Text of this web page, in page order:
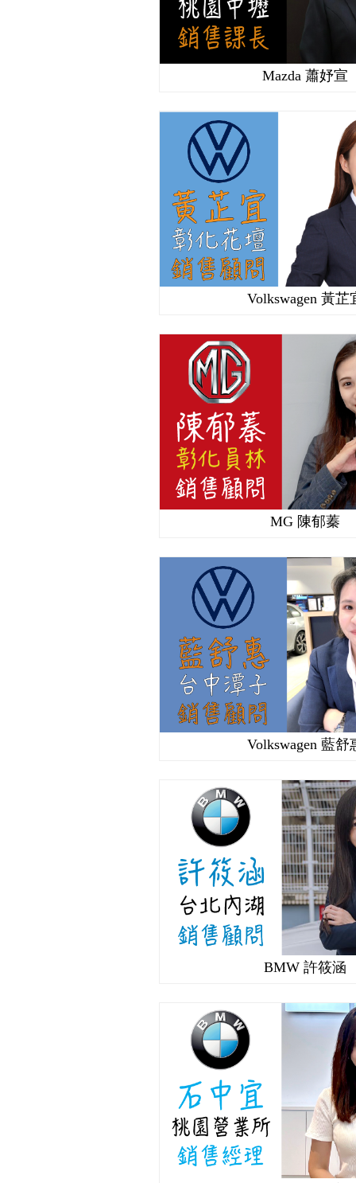
Mazda 蕭妤宣
Volkswagen 黃芷
MG 陳郁蓁
Volkswagen 藍舒
BMW 許筱涵